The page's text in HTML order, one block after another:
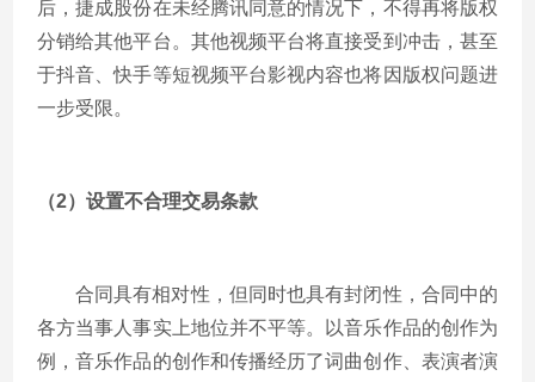
后，捷成股份在未经腾讯同意的情况下，不得再将版权
分销给其他平台。其他视频平台将直接受到冲击，甚至
于抖音、快手等短视频平台影视内容也将因版权问题进
一步受限。
（2）设置不合理交易条款
合同具有相对性，但同时也具有封闭性，合同中的
各方当事人事实上地位并不平等。以音乐作品的创作为
例，音乐作品的创作和传播经历了词曲创作、表演者演